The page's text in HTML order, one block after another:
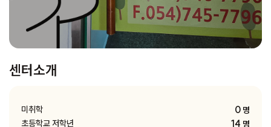
센터소개
미취학 0 명
초등학교 저학년
14 명